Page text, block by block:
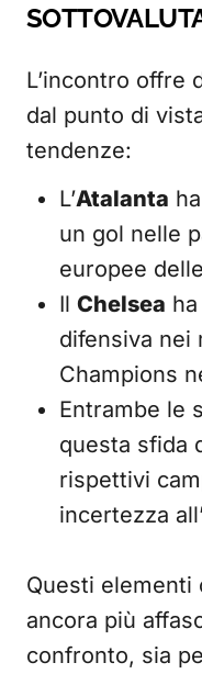
L’incontro offre
dal punto di
tendenze:
L’Atalanta
un gol nelle
europee
Il Chelsea
difensiva nei
Champions
Entrambe le
questa sfida
rispettivi
incertezza
Questi elementi
ancora più
confronto, sia